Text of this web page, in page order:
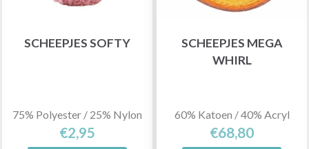
SCHEEPJES SOFTY
75% Polyester / 25% Nylon
€2,95
SCHEEPJES MEGA
WHIRL
60% Katoen / 40% Acryl
€68,80